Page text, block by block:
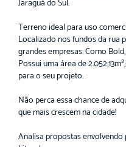
Jaraguá do Sul.
Terreno ideal para uso
Localizado nos fundos da rua
grandes empresas: Como
Possui uma área de
para o seu projeto.
Não perca essa chance de
que mais crescem na cidade!
Analisa propostas